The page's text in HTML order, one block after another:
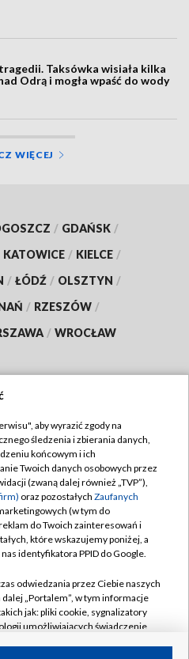
Taksówka wisiała kilka
Odrą i mogła wpaść do wody
WIĘCEJ
/ GDAŃSK /
KATOWICE / KIELCE /
/ ŁÓDŹ / OLSZTYN /
/ RZESZÓW /
/ WROCŁAW
TVP
TVP
prywatności
zgody
aby wyrazić zgody na
śledzenia i zbierania danych,
końcowym i ich
Twoich danych osobowych przez
(zwaną dalej również „TVP”),
oraz pozostałych Zaufanych
(w tym do
do Twoich zainteresowań i
które wskazujemy poniżej, a
identyfikatora PPID do Google.
odwiedzania przez Ciebie naszych
dalej „Portalem”, w tym informacje
jak: pliki cookie, sygnalizatory
umożliwiających świadczenie